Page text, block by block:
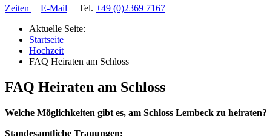
Zeiten | E-Mail | Tel. +49 (0)2369 7167
Aktuelle Seite:
Startseite
Hochzeit
FAQ Heiraten am Schloss
FAQ Heiraten am Schloss
Welche Möglichkeiten gibt es, am Schloss Lembeck zu heiraten?
Standesamtliche Trauungen: